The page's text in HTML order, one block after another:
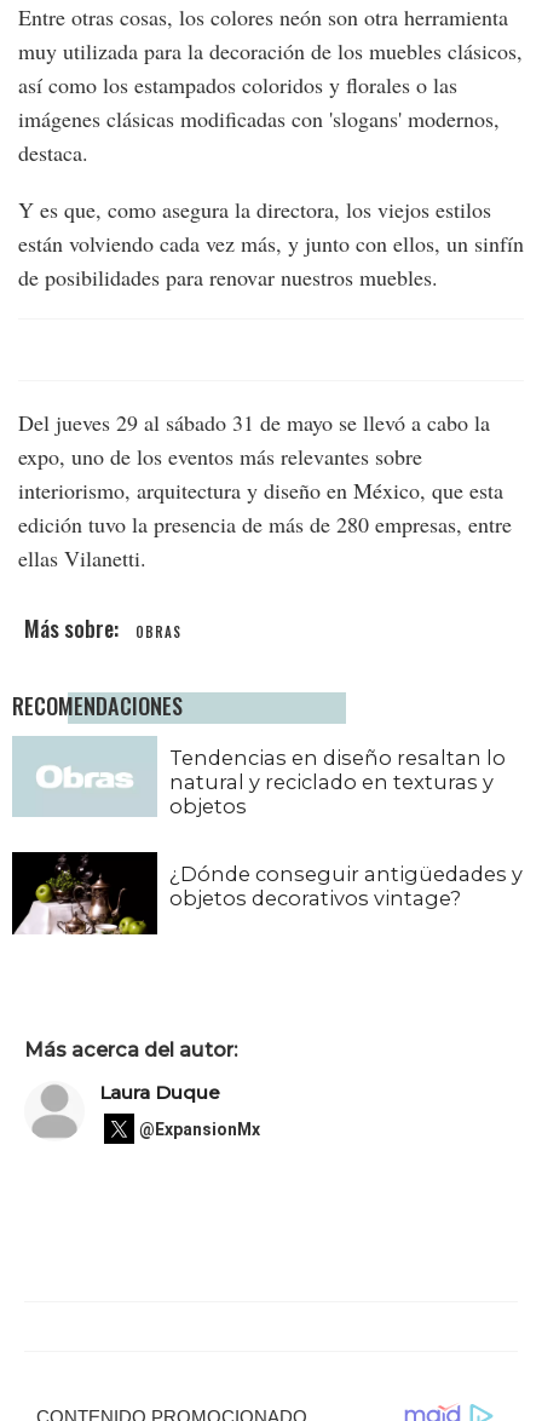
Entre otras cosas, los colores neón son otra herramienta
muy utilizada para la decoración de los muebles clásicos,
así como los estampados coloridos y florales o las
imágenes clásicas modificadas con 'slogans' modernos,
destaca.
Y es que, como asegura la directora, los viejos estilos
están volviendo cada vez más, y junto con ellos, un sinfín
de posibilidades para renovar nuestros muebles.
Del jueves 29 al sábado 31 de mayo se llevó a cabo la
expo, uno de los eventos más relevantes sobre
interiorismo, arquitectura y diseño en México, que esta
edición tuvo la presencia de más de 280 empresas, entre
ellas Vilanetti.
OBRAS
RECOMENDACIONES
Tendencias en diseño resaltan lo
natural y reciclado en texturas y
objetos
¿Dónde conseguir antigüedades y
objetos decorativos vintage?
Más acerca del autor:
Laura Duque
@ExpansionMx